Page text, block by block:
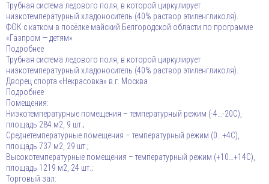
Трубная система ледового поля, в которой циркулирует
низкотемпературный хладоноситель (40% раствор этиленгликоля).
ФОК с катком в посёлке майский Белгородской области по программе
«Газпром — детям»
Подробнее
Трубная система ледового поля, в которой циркулирует
низкотемпературный хладоноситель (40% раствор этиленгликоля).
Дворец спорта «Некрасовка» в г. Москва
Подробнее
Помещения:
Низкотемпературные помещения – температурный режим (-4…-20С),
площадь 284 м2, 9 шт.;
Среднетемпературные помещения – температурный режим (0…+4С),
площадь 737 м2, 29 шт.;
Высокотемпературные помещения – температурный режим (+10…+14С),
площадь 1219 м2, 24 шт.;
Торговый зал: